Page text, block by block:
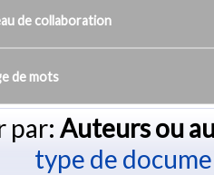
de collaboration
de mots
par: Auteurs ou
type de